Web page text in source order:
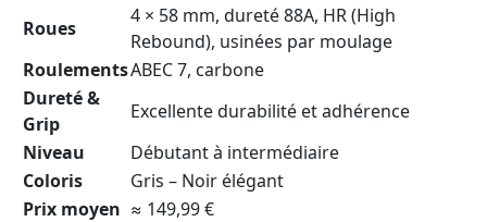
Roues
4 × 58 mm, dureté 88A, HR (High
Rebound), usinées par moulage
RoulementsABEC 7, carbone
Dureté &
Grip
Excellente durabilité et adhérence
Niveau
Débutant à intermédiaire
Coloris
Gris – Noir élégant
Prix moyen ≈ 149,99 €